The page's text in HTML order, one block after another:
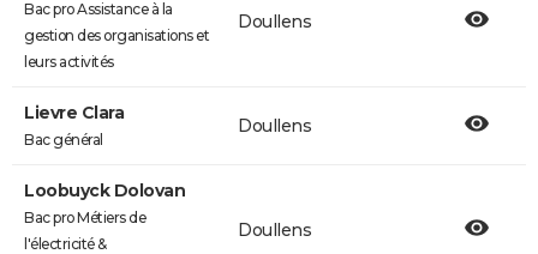
Bac pro Assistance à la
gestion des organisations et
leurs activités
Doullens
Lievre Clara
Bac général
Doullens
Loobuyck Dolovan
Bac pro Métiers de
l'électricité &
Doullens